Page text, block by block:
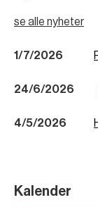
se alle nyheter
1/7/2026
24/6/2026
4/5/2026
Kalender